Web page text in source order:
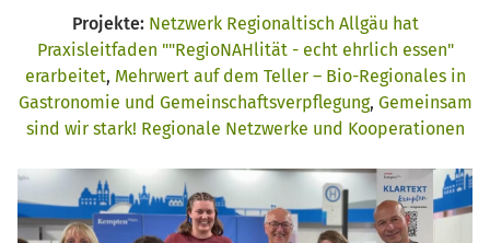
Projekte: Netzwerk Regionaltisch Allgäu hat
Praxisleitfaden ""RegioNAHlität - echt ehrlich essen"
erarbeitet, Mehrwert auf dem Teller – Bio-Regionales in
Gastronomie und Gemeinschaftsverpflegung, Gemeinsam
sind wir stark! Regionale Netzwerke und Kooperationen